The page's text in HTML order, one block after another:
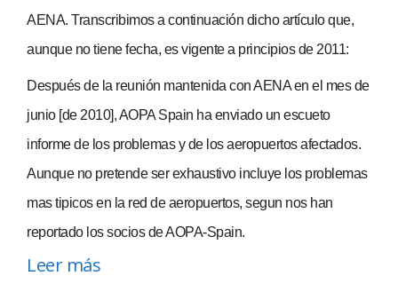
AENA. Transcribimos a continuación dicho artículo que,
aunque no tiene fecha, es vigente a principios de 2011:
Después de la reunión mantenida con AENA en el mes de
junio [de 2010], AOPA Spain ha enviado un escueto
informe de los problemas y de los aeropuertos afectados.
Aunque no pretende ser exhaustivo incluye los problemas
mas tipicos en la red de aeropuertos, segun nos han
reportado los socios de AOPA-Spain.
Leer más